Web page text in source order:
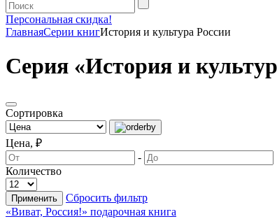
Персональная скидка!
ГлавнаяСерии книгИстория и культура России
Серия «История и
Сортировка
Цена, ₽
-
Количество
Применить
Сбросить фильтр
«Виват, Россия!» подарочная книга